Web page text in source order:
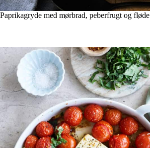
Paprikagryde med mørbrad, peberfrugt og fløde